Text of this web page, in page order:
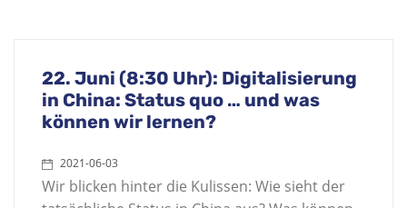
22. Juni (8:30 Uhr): Digitalisierung
in China: Status quo … und was
können wir lernen?
2021-06-03
Wir blicken hinter die Kulissen: Wie sieht der